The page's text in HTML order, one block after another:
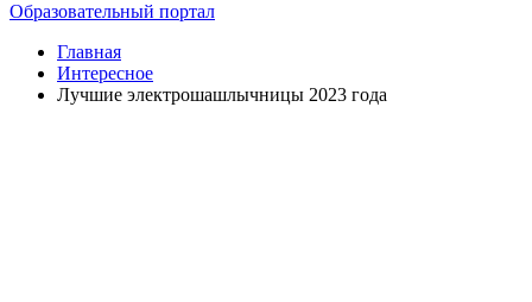
Образовательный портал
Главная
Интересное
Лучшие электрошашлычницы 2023 года